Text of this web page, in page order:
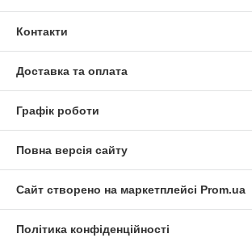
Контакти
Доставка та оплата
Графік роботи
Повна версія сайту
Сайт створено на маркетплейсі Prom.ua
Політика конфіденційності